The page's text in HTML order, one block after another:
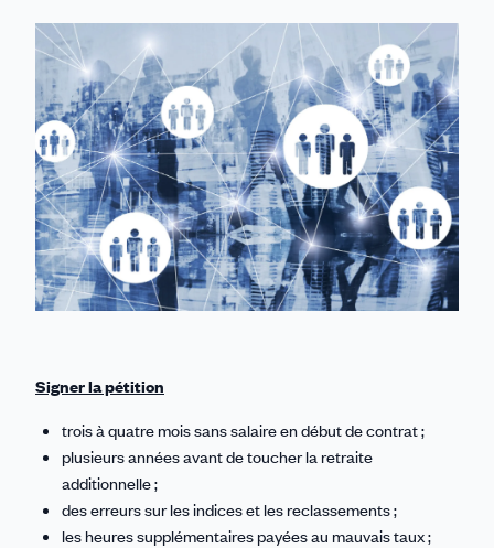
sur
Linkedin
sur
Facebook
sur
Threads
sur
Bluesky
par
email
Signer la pétition
trois à quatre mois sans salaire en début de contrat ;
plusieurs années avant de toucher la retraite
additionnelle ;
des erreurs sur les indices et les reclassements ;
les heures supplémentaires payées au mauvais taux ;